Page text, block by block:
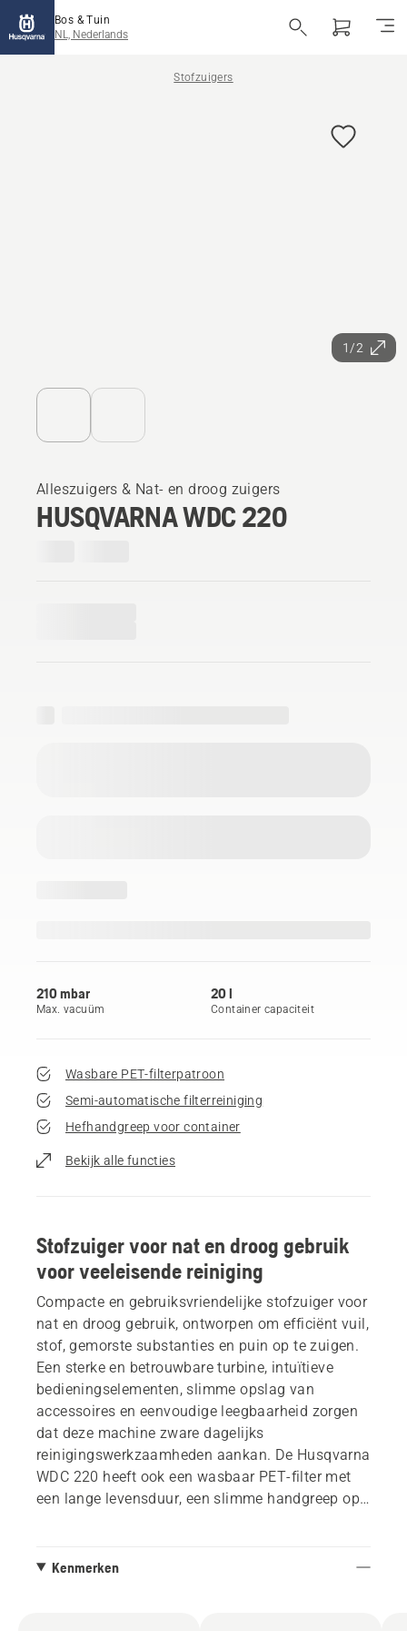
Bos & Tuin
NL, Nederlands
Stofzuigers
1/2
Alleszuigers & Nat- en droog zuigers
HUSQVARNA WDC 220
210 mbar
Max. vacuüm
20 l
Container capaciteit
Wasbare PET-filterpatroon
Semi-automatische filterreiniging
Hefhandgreep voor container
Bekijk alle functies
Stofzuiger voor nat en droog gebruik
voor veeleisende reiniging
Compacte en gebruiksvriendelijke stofzuiger voor
nat en droog gebruik, ontworpen om efficiënt vuil,
stof, gemorste substanties en puin op te zuigen.
Een sterke en betrouwbare turbine, intuïtieve
bedieningselementen, slimme opslag van
accessoires en eenvoudige leegbaarheid zorgen
dat deze machine zware dagelijks
reinigingswerkzaamheden aankan. De Husqvarna
WDC 220 heeft ook een wasbaar PET-filter met
een lange levensduur, een slimme handgreep op
Kenmerken